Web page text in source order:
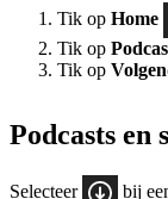
Tik op Home
Tik op
Tik op
Podcasts en
Selecteer
bij